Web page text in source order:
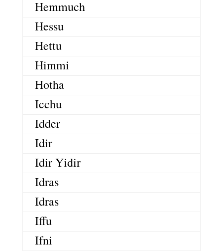
Hemmuch
Hessu
Hettu
Himmi
Hotha
Icchu
Idder
Idir
Idir Yidir
Idras
Idras
Iffu
Ifni